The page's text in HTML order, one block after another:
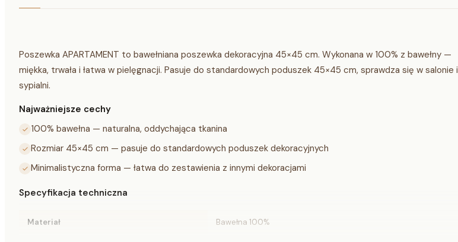
Poszewka APARTAMENT to bawełniana poszewka dekoracyjna 45×45 cm. Wykonana w 100% z bawełny —
miękka, trwała i łatwa w pielęgnacji. Pasuje do standardowych poduszek 45×45 cm, sprawdza się w salonie i
sypialni.
Najważniejsze cechy
100% bawełna — naturalna, oddychająca tkanina
Rozmiar 45×45 cm — pasuje do standardowych poduszek dekoracyjnych
Minimalistyczna forma — łatwa do zestawienia z innymi dekoracjami
Specyfikacja techniczna
Materiał Bawełna 100%